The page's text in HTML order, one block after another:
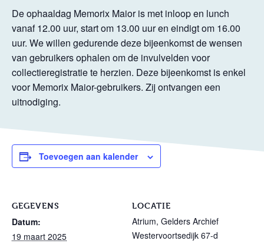
De ophaaldag Memorix Maior is met inloop en lunch
vanaf 12.00 uur, start om 13.00 uur en eindigt om 16.00
uur. We willen gedurende deze bijeenkomst de wensen
van gebruikers ophalen om de invulvelden voor
collectieregistratie te herzien. Deze bijeenkomst is enkel
voor Memorix Maior-gebruikers. Zij ontvangen een
uitnodiging.
Toevoegen aan kalender
GEGEVENS
Datum:
19 maart 2025
LOCATIE
Atrium, Gelders Archief
Westervoortsedijk 67-d